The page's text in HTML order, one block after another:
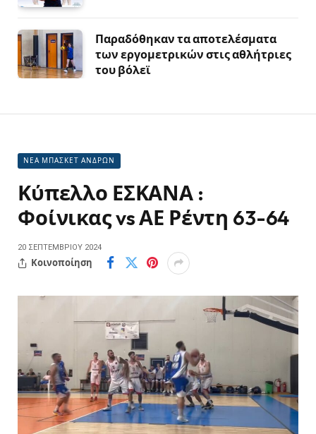
Παραδόθηκαν τα αποτελέσματα
των εργομετρικών στις αθλήτριες
του βόλεϊ
ΝΕΑ ΜΠΑΣΚΕΤ ΑΝΔΡΩΝ
Κύπελλο ΕΣΚΑΝΑ :
Φοίνικας vs ΑΕ Ρέντη 63-64
20 ΣΕΠΤΕΜΒΡΊΟΥ 2024
Κοινοποίηση